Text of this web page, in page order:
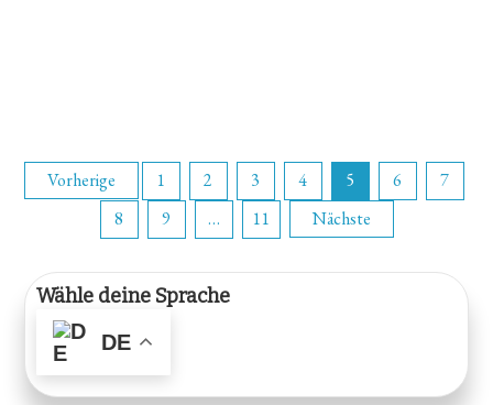
Seitennummerierung
Beiträge
Vorherige 1 2 3 4 5 6
7
8
9 … 11 Nächste
Wähle deine Sprache
DE